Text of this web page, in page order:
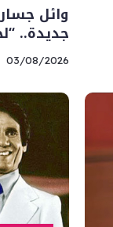
وائل
جديدة..
03/08/2026